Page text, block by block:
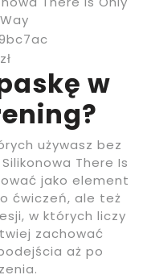
w
używasz bez
There Is
jako element
ćwiczeń, ale też
w których liczy
zachować
aż po